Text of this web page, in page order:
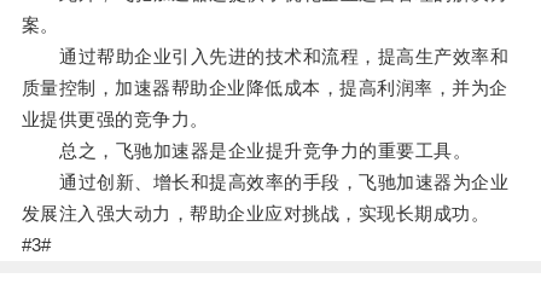
案。
通过帮助企业引入先进的技术和流程，提高生产效率和
质量控制，加速器帮助企业降低成本，提高利润率，并为企
业提供更强的竞争力。
总之，飞驰加速器是企业提升竞争力的重要工具。
通过创新、增长和提高效率的手段，飞驰加速器为企业
发展注入强大动力，帮助企业应对挑战，实现长期成功。
#3#